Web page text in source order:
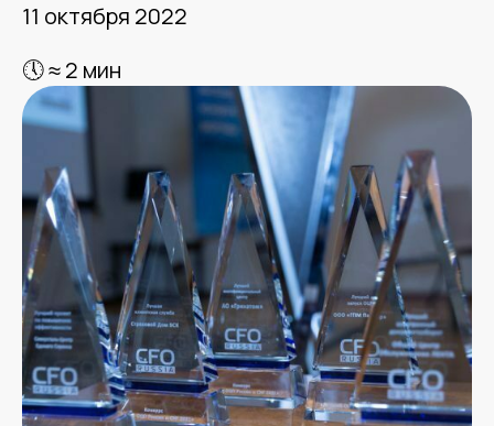
11 октября 2022
🕔 ≈ 2 мин